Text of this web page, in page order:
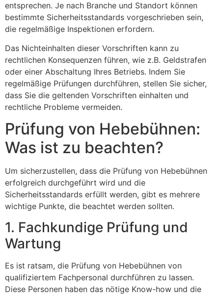
entsprechen. Je nach Branche und Standort können
bestimmte Sicherheitsstandards vorgeschrieben sein,
die regelmäßige Inspektionen erfordern.
Das Nichteinhalten dieser Vorschriften kann zu
rechtlichen Konsequenzen führen, wie z.B. Geldstrafen
oder einer Abschaltung Ihres Betriebs. Indem Sie
regelmäßige Prüfungen durchführen, stellen Sie sicher,
dass Sie die geltenden Vorschriften einhalten und
rechtliche Probleme vermeiden.
Prüfung von Hebebühnen:
Was ist zu beachten?
Um sicherzustellen, dass die Prüfung von Hebebühnen
erfolgreich durchgeführt wird und die
Sicherheitsstandards erfüllt werden, gibt es mehrere
wichtige Punkte, die beachtet werden sollten.
1. Fachkundige Prüfung und
Wartung
Es ist ratsam, die Prüfung von Hebebühnen von
qualifiziertem Fachpersonal durchführen zu lassen.
Diese Personen haben das nötige Know-how und die